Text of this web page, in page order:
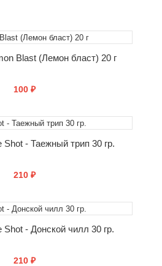
КУПИТЬ
Blast (Лемон бласт) 20 г
100 ₽
КУПИТЬ
Shot - Таежный трип 30 гр.
210 ₽
КУПИТЬ
Shot - Донской чилл 30 гр.
210 ₽